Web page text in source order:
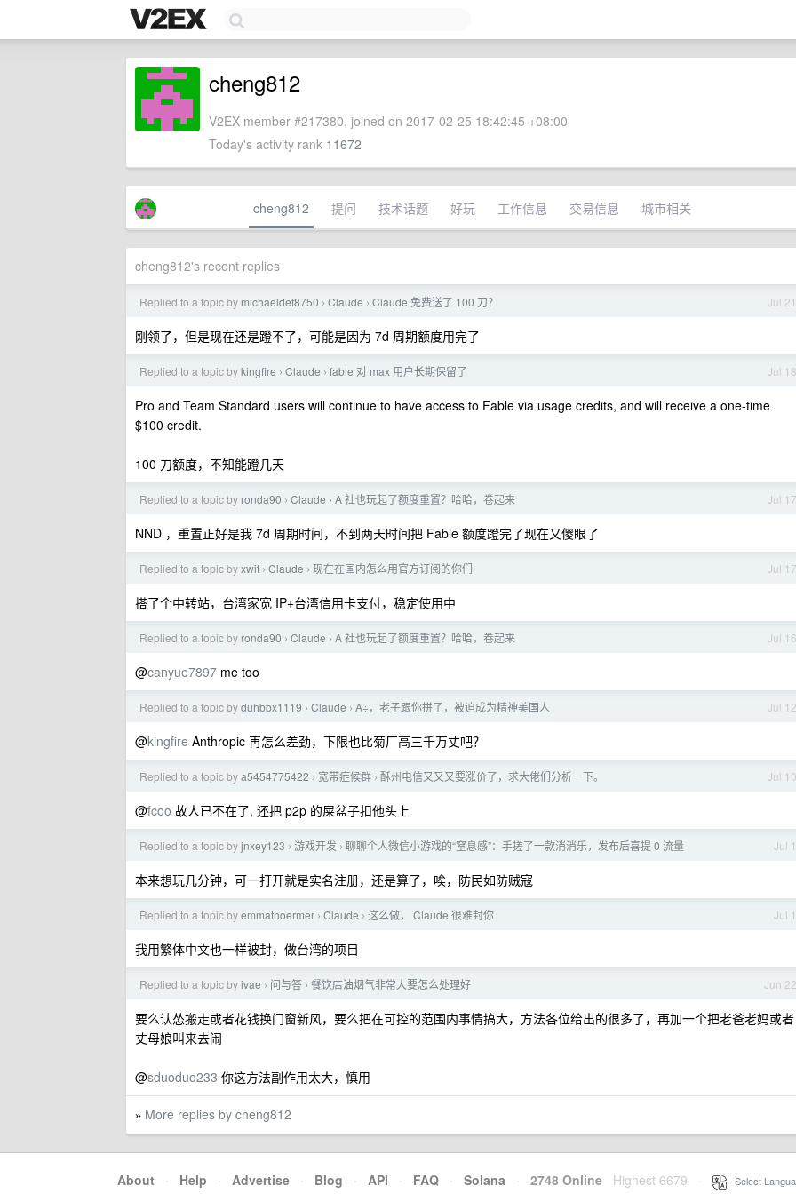
cheng812
V2EX member #217380, joined on 2017-02-25 18:42:45 +08:00
Today's activity rank 11672
cheng812 提问 技术话题 好玩 工作信息 交易信息 城市相关
cheng812's recent replies
Jul 21
Replied to a topic by michaeldef8750 › Claude › Claude 免费送了 100 刀？
刚领了，但是现在还是蹬不了，可能是因为 7d 周期额度用完了
Jul 18
Replied to a topic bykingfire › Claude › fable 对 max 用户长期保留了
Pro and Team Standard users will continue to have access to Fable via usage credits, and will receive a one-time
$100 credit.
100 刀额度，不知能蹬几天
Jul 17
Replied to a topic by ronda90 › Claude › A 社也玩起了额度重置？哈哈，卷起来
NND ，重置正好是我 7d 周期时间，不到两天时间把 Fable 额度蹬完了现在又傻眼了
Jul 17
Replied to a topic byxwit › Claude › 现在在国内怎么用官方订阅的你们
搭了个中转站，台湾家宽 IP+台湾信用卡支付，稳定使用中
Jul 16
Replied to a topic by ronda90 › Claude › A 社也玩起了额度重置？哈哈，卷起来
@canyue7897 me too
Jul 12
Replied to a topic byduhbbx1119 › Claude › A÷，老子跟你拼了，被迫成为精神美国人
@kingfire Anthropic 再怎么差劲，下限也比菊厂高三千万丈吧？
Jul 10
Replied to a topic bya5454775422 › 宽带症候群 › 酥州电信又又又要涨价了，求大佬们分析一下。
@fcoo 故人已不在了, 还把 p2p 的屎盆子扣他头上
Jul 1
Replied to a topic byjnxey123 › 游戏开发 › 聊聊个人微信小游戏的“窒息感”：手搓了一款消消乐，发布后喜提 0 流量
本来想玩几分钟，可一打开就是实名注册，还是算了，唉，防民如防贼寇
Jul 1
Replied to a topic byemmathoermer › Claude › 这么做， Claude 很难封你
我用繁体中文也一样被封，做台湾的项目
Jun 22
Replied to a topic byivae › 问与答 › 餐饮店油烟气非常大要怎么处理好
要么认怂搬走或者花钱换门窗新风，要么把在可控的范围内事情搞大，方法各位给出的很多了，再加一个把老爸老妈或者
丈母娘叫来去闹
@sduoduo233 你这方法副作用太大，慎用
» More replies by cheng812
About · Help · Advertise · Blog · API · FAQ · Solana · 2748 Online Highest 6679 Select